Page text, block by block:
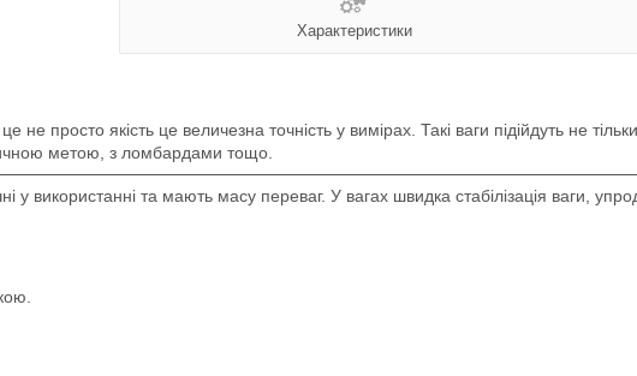
Характеристики
не просто якість це величезна точність у вимірах. Такі ваги підійдуть не
метою, з ломбардами тощо.
у використанні та мають масу переваг. У вагах швидка стабілізація ваги,